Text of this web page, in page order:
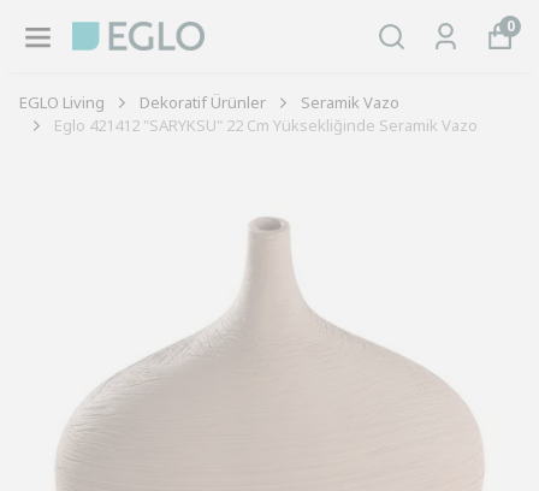
0
EGLO Living Dekoratif Ürünler
Seramik Vazo
Eglo 421412 "SARYKSU" 22 Cm Yüksekliğinde Seramik Vazo